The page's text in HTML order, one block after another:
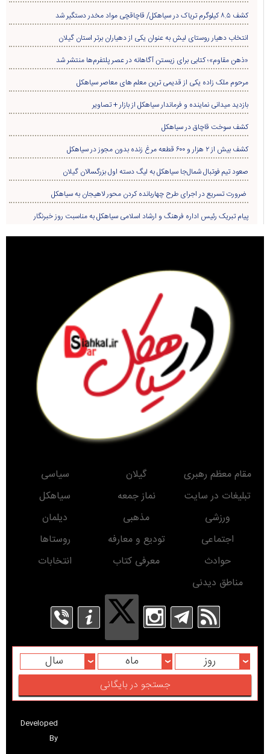
کشف ۸.۵ کیلوگرم تریاک در سیاهکل/ قاچاقچی مواد مخدر دستگیر شد
انتخاب دهیار روستای لیش به عنوان یکی از دهیاران برتر استان گیلان
«ذهن مقاوم»؛ کتابی برای زیستن آگاهانه در عصر پلتفرم‌ها منتشر شد
مرحوم ملک زاده یکی از قدیمی ترین معلم های معاصر سیاهکل
بازدید میدانی نماینده و فرماندار سیاهکل از بازار + تصاویر
کشف سوخت قاچاق در سياهکل
کشف بیش از ۲ هزار و ۶۰۰ قطعه مرغ زنده بدون مجوز در سیاهکل
صعود تیم فوتبال شمال‌جا‌ سیاهکل به لیگ دسته اول بزرگسالان گیلان
ضرورت تسریع در اجرای طرح چهاربانده کردن محور لاهیجان به سیاهکل
پیام تبریک رئیس اداره فرهنگ و ارشاد اسلامی سیاهکل به مناسبت روز خبرنگار
مقام معظم رهبری گیلان
سیاسی
تبلیغات در سایت
نماز جمعه
سیاهکل
ورزشی
مذهبی
دیلمان
اجتماعی
تودیع و معارفه
روستاها
حوادث
معرفی کتاب
انتخابات
مناطق دیدنی
روز ماه سال
Developed
By